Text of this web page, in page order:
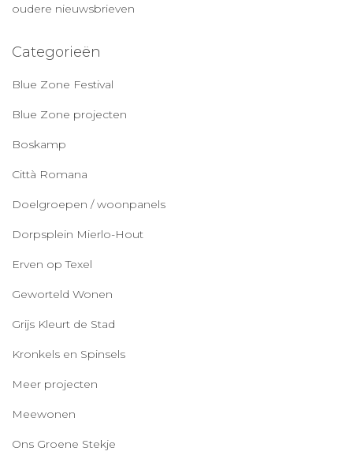
oudere nieuwsbrieven
Categorieën
Blue Zone Festival
Blue Zone projecten
Boskamp
Città Romana
Doelgroepen / woonpanels
Dorpsplein Mierlo-Hout
Erven op Texel
Geworteld Wonen
Grijs Kleurt de Stad
Kronkels en Spinsels
Meer projecten
Meewonen
Ons Groene Stekje